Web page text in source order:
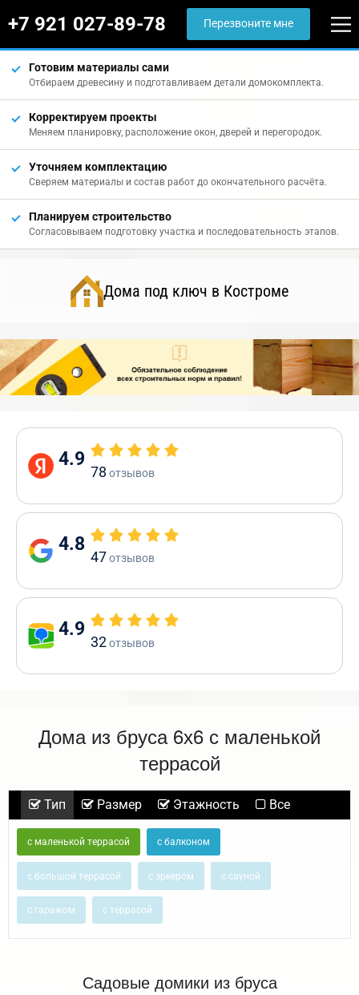
+7 921 027-89-78 Перезвоните мне
Готовим материалы сами
Отбираем древесину и подготавливаем детали домокомплекта.
Корректируем проекты
Меняем планировку, расположение окон, дверей и перегородок.
Уточняем комплектацию
Сверяем материалы и состав работ до окончательного расчёта.
Планируем строительство
Согласовываем подготовку участка и последовательность этапов.
Дома под ключ в Костроме
4.9
78 отзывов
4.8
47отзывов
4.9
32отзывов
Дома из бруса 6х6 с маленькой
террасой
Тип Размер Этажность Все
с маленькой террасой с балконом
с большой террасой с эркером с сауной
с гаражом с террасой
Садовые домики из бруса